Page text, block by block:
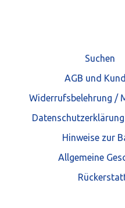
Suchen
AGB und
Widerrufsbelehrung /
Datenschutzerklärung
Hinweise zur
Allgemeine